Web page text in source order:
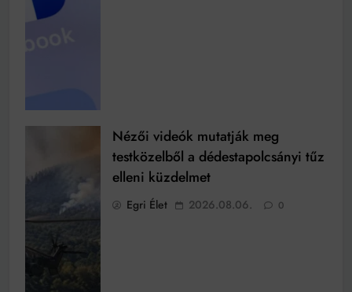
Nézői videók mutatják meg
testközelből a dédestapolcsányi tűz
elleni küzdelmet
Egri Élet 2026.08.06. 0